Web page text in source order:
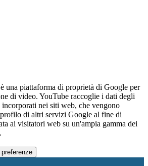
una piattaforma di proprietà di Google per
di video. YouTube raccoglie i dati degli
nei siti web, che vengono
di altri servizi Google al fine di
ai visitatori web su un'ampia gamma dei